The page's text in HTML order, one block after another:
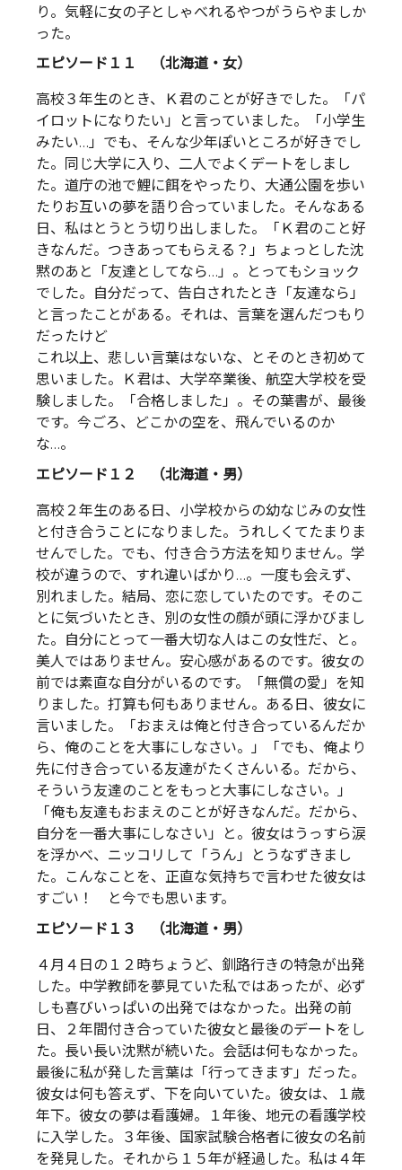
り。気軽に女の子としゃべれるやつがうらやましか
った。
エピソード１１ （北海道・女）
高校３年生のとき、Ｋ君のことが好きでした。「パ
イロットになりたい」と言っていました。「小学生
みたい…」でも、そんな少年ぽいところが好きでし
た。同じ大学に入り、二人でよくデートをしまし
た。道庁の池で鯉に餌をやったり、大通公園を歩い
たりお互いの夢を語り合っていました。そんなある
日、私はとうとう切り出しました。「Ｋ君のこと好
きなんだ。つきあってもらえる？」ちょっとした沈
黙のあと「友達としてなら…」。とってもショック
でした。自分だって、告白されたとき「友達なら」
と言ったことがある。それは、言葉を選んだつもり
だったけど
これ以上、悲しい言葉はないな、とそのとき初めて
思いました。Ｋ君は、大学卒業後、航空大学校を受
験しました。「合格しました」。その葉書が、最後
です。今ごろ、どこかの空を、飛んでいるのか
な…。
エピソード１２ （北海道・男）
高校２年生のある日、小学校からの幼なじみの女性
と付き合うことになりました。うれしくてたまりま
せんでした。でも、付き合う方法を知りません。学
校が違うので、すれ違いばかり…。一度も会えず、
別れました。結局、恋に恋していたのです。そのこ
とに気づいたとき、別の女性の顔が頭に浮かびまし
た。自分にとって一番大切な人はこの女性だ、と。
美人ではありません。安心感があるのです。彼女の
前では素直な自分がいるのです。「無償の愛」を知
りました。打算も何もありません。ある日、彼女に
言いました。「おまえは俺と付き合っているんだか
ら、俺のことを大事にしなさい。」「でも、俺より
先に付き合っている友達がたくさんいる。だから、
そういう友達のことをもっと大事にしなさい。」
「俺も友達もおまえのことが好きなんだ。だから、
自分を一番大事にしなさい」と。彼女はうっすら涙
を浮かべ、ニッコリして「うん」とうなずきまし
た。こんなことを、正直な気持ちで言わせた彼女は
すごい！ と今でも思います。
エピソード１３ （北海道・男）
４月４日の１２時ちょうど、釧路行きの特急が出発
した。中学教師を夢見ていた私ではあったが、必ず
しも喜びいっぱいの出発ではなかった。出発の前
日、２年間付き合っていた彼女と最後のデートをし
た。長い長い沈黙が続いた。会話は何もなかった。
最後に私が発した言葉は「行ってきます」だった。
彼女は何も答えず、下を向いていた。彼女は、１歳
年下。彼女の夢は看護婦。１年後、地元の看護学校
に入学した。３年後、国家試験合格者に彼女の名前
を発見した。それから１５年が経過した。私は４年